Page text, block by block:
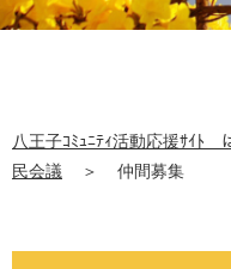
八王子ｺﾐｭﾆﾃｨ活動応援ｻｲﾄ
民会議
＞ 仲間募集